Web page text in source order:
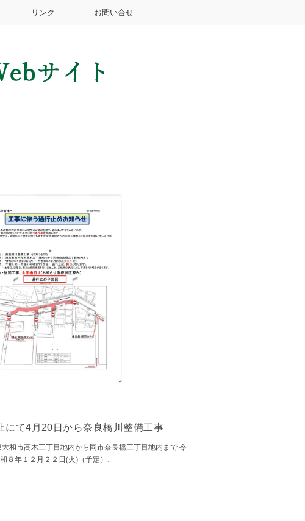
リンク お問い合せ
にて4月20日から奈良橋川整備工事
和市高木三丁目地内から同市奈良橋三丁目地内まで 令
８年１２月２２日(火)（予定） ...